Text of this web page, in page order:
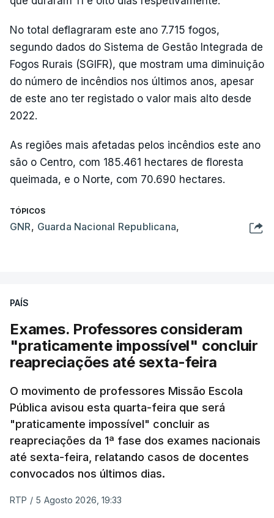
No total deflagraram este ano 7.715 fogos,
segundo dados do Sistema de Gestão Integrada de
Fogos Rurais (SGIFR), que mostram uma diminuição
do número de incêndios nos últimos anos, apesar
de este ano ter registado o valor mais alto desde
2022.
As regiões mais afetadas pelos incêndios este ano
são o Centro, com 185.461 hectares de floresta
queimada, e o Norte, com 70.690 hectares.
TÓPICOS
GNR, Guarda Nacional Republicana,
PAÍS
Exames. Professores consideram
"praticamente impossível" concluir
reapreciações até sexta-feira
O movimento de professores Missão Escola
Pública avisou esta quarta-feira que será
"praticamente impossível" concluir as
reapreciações da 1ª fase dos exames nacionais
até sexta-feira, relatando casos de docentes
convocados nos últimos dias.
RTP / 5 Agosto 2026, 19:33